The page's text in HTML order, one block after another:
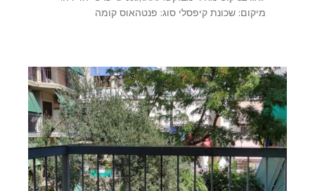
מיקום: שכונת קיפסלי סוג: פנטהאוס קומה